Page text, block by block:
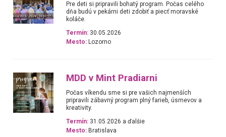
Pre deti si pripravili bohatý program. Počas celého
dňa budú v pekárni deti zdobiť a piecť moravské
koláče.
Termín: 30.05.2026
Mesto: Lozorno
MDD v Mint Pradiarni
Počas víkendu sme si pre vašich najmenších
pripravili zábavný program plný farieb, úsmevov a
kreativity.
Termín: 31.05.2026 a ďalšie
Mesto: Bratislava